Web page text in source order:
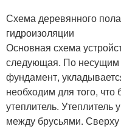
Схема деревянного
гидроизоляции
Основная схема
следующая. По несущим
фундамент,
необходим для того,
утеплитель. Утеплитель
между брусьями. Сверху